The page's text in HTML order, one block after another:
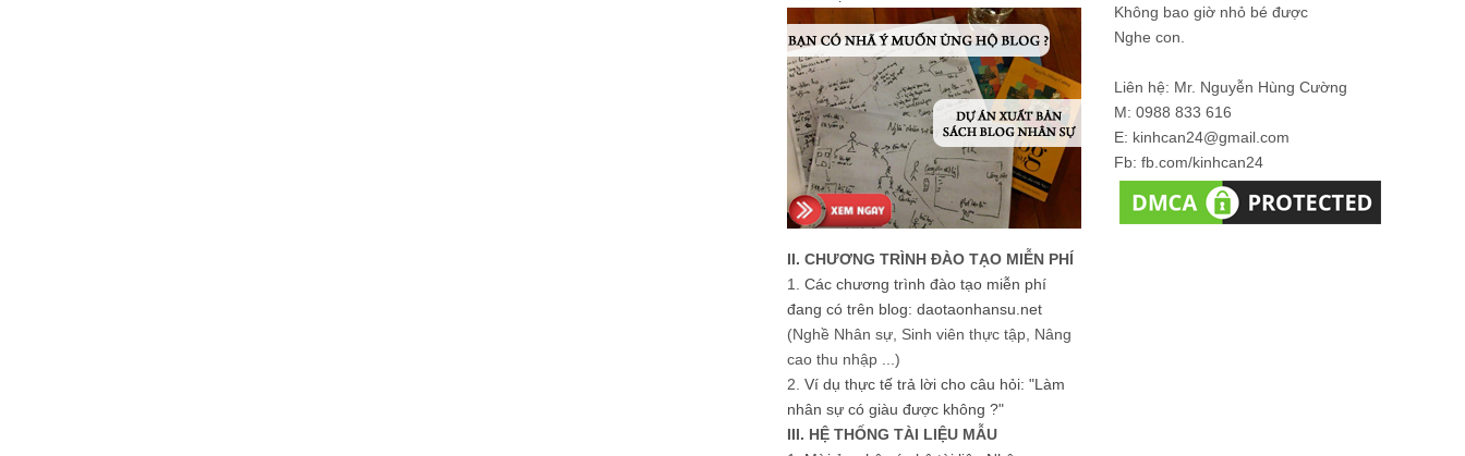
II. CHƯƠNG TRÌNH ĐÀO TẠO MIỄN PHÍ
1. Các chương trình đào tạo miễn phí
đang có trên blog: daotaonhansu.net
(Nghề Nhân sự, Sinh viên thực tập, Nâng
cao thu nhập ...)
2. Ví dụ thực tế trả lời cho câu hỏi: "Làm
nhân sự có giàu được không ?"
III. HỆ THỐNG TÀI LIỆU MẪU
Không bao giờ nhỏ bé được
Nghe con.
Liên hệ: Mr. Nguyễn Hùng Cường
M: 0988 833 616
E: kinhcan24@gmail.com
Fb: fb.com/kinhcan24